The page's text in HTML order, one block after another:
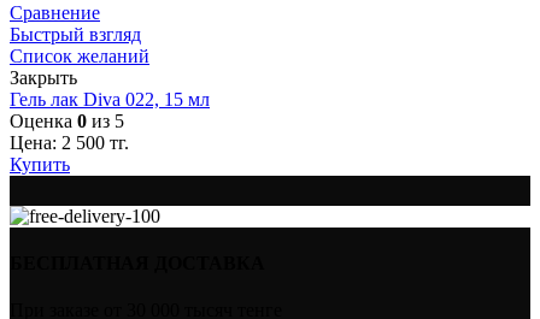
Сравнение
Быстрый взгляд
Список желаний
Закрыть
Гель лак Diva 022, 15 мл
Оценка 0 из 5
Цена: 2 500 тг.
Купить